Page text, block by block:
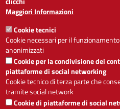
Privacy
Accesso riservato
ACCESSIBILITÀ
- A +
Alto contrasto
Maggiori Informazioni
Cookie tecnici
Cookie necessari per il
anonimizzati
Cookie per la condivisione dei
piattaforme di social networking
Cookie tecnico di terza parte che
tramite social network
Cookie di piattaforme di social